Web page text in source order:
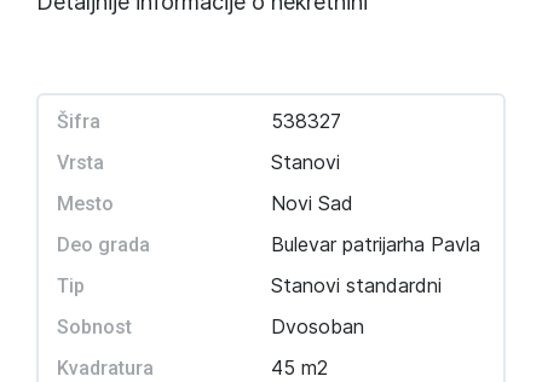
Šifra 538327
Vrsta Stanovi
Mesto Novi Sad
Deo grada Bulevar patrijarha Pavla
Tip Stanovi standardni
Sobnost Dvosoban
Kvadratura 45 m2